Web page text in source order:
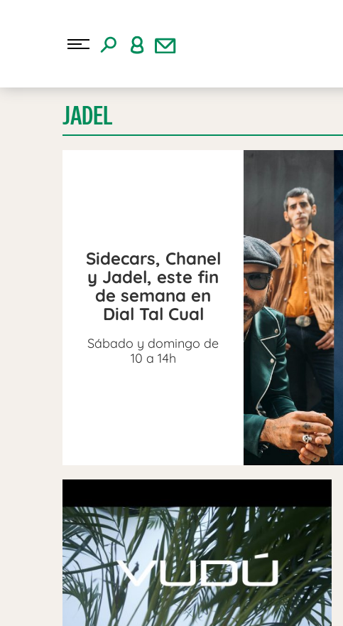
JADEL
Sidecars, Chanel
y Jadel, este fin
de semana en
Dial Tal Cual
Sábado y domingo de
10 a 14h